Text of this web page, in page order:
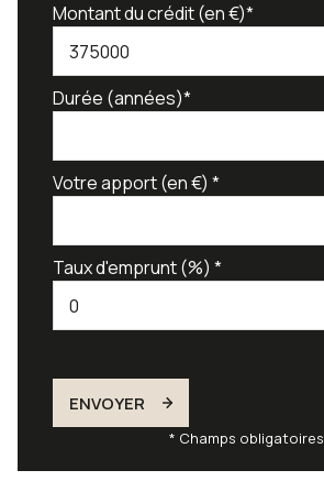
Montant du crédit (en €)*
Durée (années)*
Votre apport (en €) *
Taux d'emprunt (%) *
ENVOYER
* Champs obligatoires